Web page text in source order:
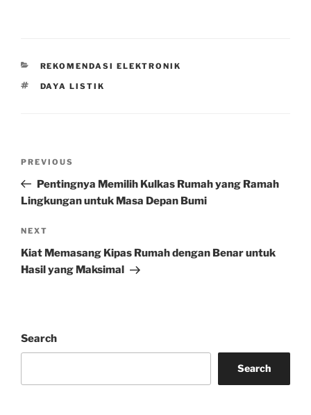
CATEGORIES
REKOMENDASI ELEKTRONIK
TAGS
DAYA LISTIK
Previous
Post
PREVIOUS
Pentingnya Memilih Kulkas Rumah yang Ramah
Lingkungan untuk Masa Depan Bumi
Next
Post
NEXT
Kiat Memasang Kipas Rumah dengan Benar untuk
Hasil yang Maksimal
Search
Search